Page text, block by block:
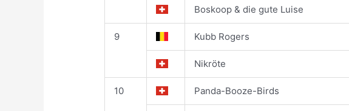
Boskoop & die gute Luise
9 Kubb Rogers
Nikröte
10 Panda-Booze-Birds